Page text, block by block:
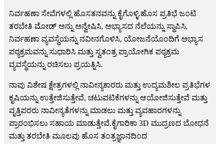
ನಿರ್ವಹಣಾ ಸೇವೆಗಳಲ್ಲಿ ಹೊಸತನವನ್ನು ಕೈಗೊಳ್ಳಿ.ಹೊಸ ಪ್ರತಿಭೆ ಜಂಟಿ
ತರಬೇತಿ ಮೋಡ್ ಅನ್ನು ಅನ್ವೇಷಿಸಿ, ಅಭ್ಯಾಸದ ನೆಲೆಯನ್ನು ಸ್ಥಾಪಿಸಿ,
ನಿರ್ವಹಣಾ ವ್ಯವಸ್ಥೆಯನ್ನು ನವೀನಗೊಳಿಸಿ, ಯೋಜನೆಯೊಂದಿಗೆ ಅಭ್ಯಾಸ
ಪಠ್ಯಕ್ರಮವನ್ನು ಸುಧಾರಿಸಿ ಮತ್ತು ಸ್ವತಂತ್ರ ಪ್ರಾಯೋಗಿಕ ಪಠ್ಯಕ್ರಮ
ವ್ಯವಸ್ಥೆಯನ್ನು ರಚಿಸಲು ಪ್ರಯತ್ನಿಸಿ.
ನಾವು ವಿಶೇಷ ಕ್ಷೇತ್ರಗಳಲ್ಲಿ ನಾವೀನ್ಯಕಾರರು ಮತ್ತು ಉದ್ಯಮಶೀಲ ಪ್ರತಿಭೆಗಳ
ಕೃಷಿಯನ್ನು ಉತ್ತೇಜಿಸುತ್ತೇವೆ, ಚಟುವಟಿಕೆಗಳನ್ನು ಆಯೋಜಿಸುತ್ತೇವೆ ಮತ್ತು
ವೃತ್ತಿಪರರು ನಾವೀನ್ಯತೆಗಳನ್ನು ಮಾಡಲು ಮತ್ತು ವ್ಯವಹಾರಗಳನ್ನು
ಪ್ರಾರಂಭಿಸಲು ಸಹಾಯ ಮಾಡುತ್ತೇವೆ.ಕೈಗಾರಿಕಾ 3D ಮುದ್ರಣದ ಬೋಧನೆ
ಮತ್ತು ತರಬೇತಿ ಮೂಲವು ಹೊಸ ತಂತ್ರಜ್ಞಾನದಿಂದ